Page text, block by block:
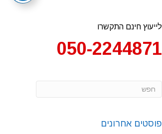
לייעוץ חינם התקשרו
050-2244871
פוסטים אחרונים